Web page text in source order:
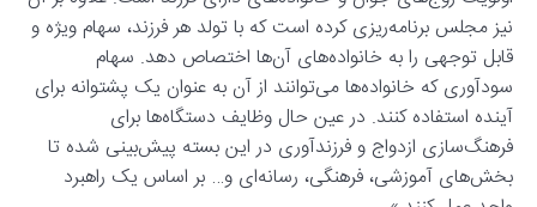
نیز مجلس برنامه‌ریزی کرده است که با تولد هر فرزند، سهام ویژه و
قابل توجهی را به خانواده‌های آن‌ها اختصاص دهد. سهام
سودآوری که خانواده‌ها می‌توانند از آن به عنوان یک پشتوانه برای
آینده استفاده کنند. در عین حال وظایف دستگاه‌ها برای
فرهنگ‌سازی ازدواج و فرزندآوری در این بسته پیش‌بینی شده تا
بخش‌های آموزشی، فرهنگی، رسانه‌ای و… بر اساس یک راهبرد